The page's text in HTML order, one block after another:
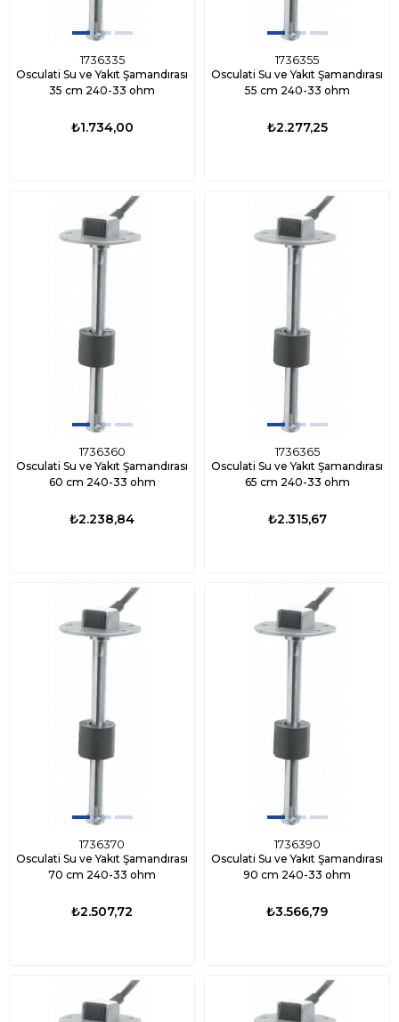
1736335
Osculati Su ve Yakıt Şamandırası
35 cm 240-33 ohm
₺1.734,00
1736355
Osculati Su ve Yakıt Şamandırası
55 cm 240-33 ohm
₺2.277,25
1736360
Osculati Su ve Yakıt Şamandırası
60 cm 240-33 ohm
₺2.238,84
1736365
Osculati Su ve Yakıt Şamandırası
65 cm 240-33 ohm
₺2.315,67
1736370
Osculati Su ve Yakıt Şamandırası
70 cm 240-33 ohm
₺2.507,72
1736390
Osculati Su ve Yakıt Şamandırası
90 cm 240-33 ohm
₺3.566,79